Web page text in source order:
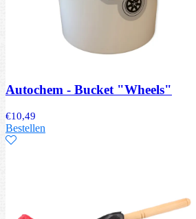
Autochem - Bucket "Wheels"
€10,49
Bestellen